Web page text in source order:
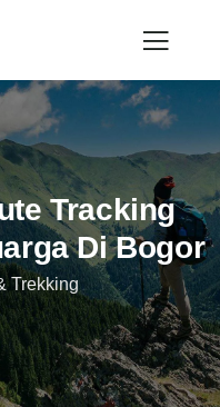
Tracking
Di Bogor
Trekking